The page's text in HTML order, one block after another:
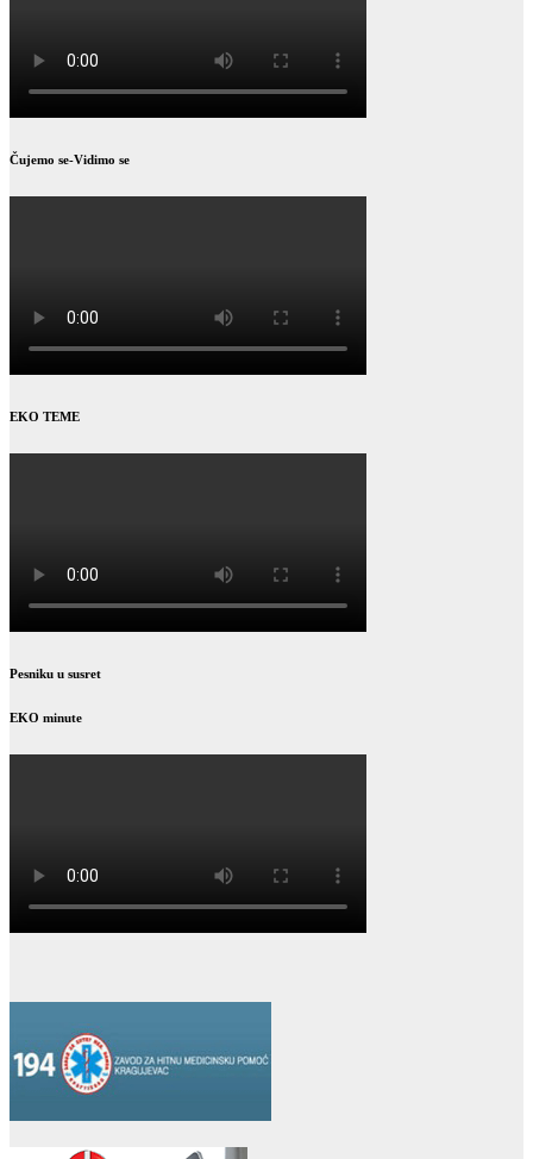
Čujemo se-Vidimo se
EKO TEME
Pesniku u susret
EKO minute